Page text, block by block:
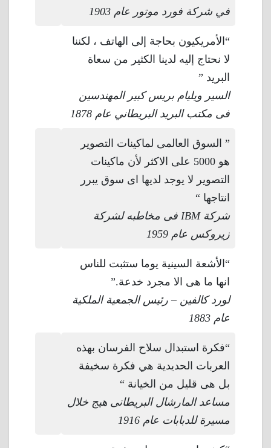
في شركة فورد موتور عام 1903
“الأمريكيون بحاجة إلى الهاتف ، لكننا
لا نحتاج إليه لدينا الكثير من سعاة
البريد ”
السير ويليام بريس كبير المهندسين
فى مكتب البريد البريطاني عام 1878
” السوق العالمى لماكينات التصوير
هو 5000 على الاكثر لأن ماكينات
التصوير لا يوجد لديها اى سوق يبرر
انتاجها “
شركة IBM فى مخاطبه لشركة
زيروكس عام 1959
“الأشعة السينية يوما ستثبت للناس
انها ما هى الا مجرد خدعة.”
لورد كالفين – رئيس الجمعية الملكية
عام 1883
“فكرة استبدال سلاح الفرسان بهذه
العربات الحديدية هي فكرة سخيفة
بل هى قليل من الخيانة “
مساعد المارشال البريطانى هيج خلال
مسيرة للدبابات عام 1916